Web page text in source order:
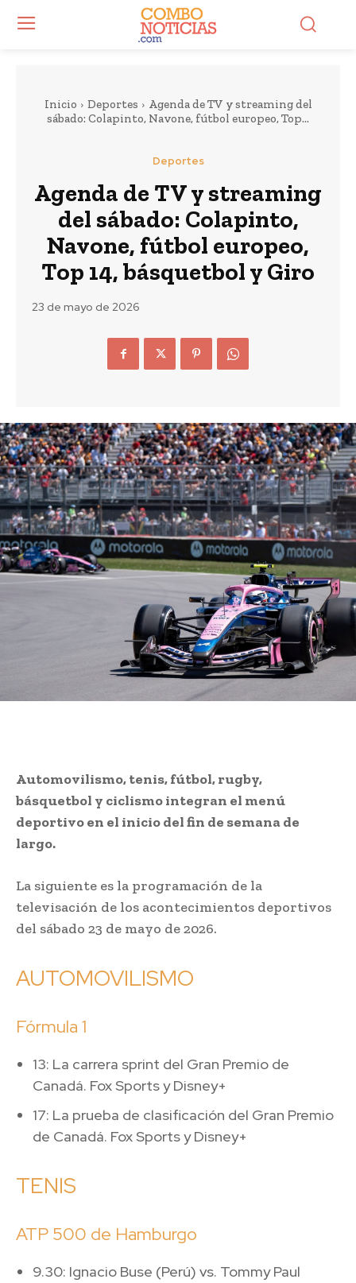
Inicio Deportes
Agenda de TV y streaming del
sábado: Colapinto, Navone, fútbol europeo, Top...
Deportes
Agenda de TV y streaming
del sábado: Colapinto,
Navone, fútbol europeo,
Top 14, básquetbol y Giro
23 de mayo de 2026
Automovilismo, tenis, fútbol, rugby,
básquetbol y ciclismo integran el menú
deportivo en el inicio del fin de semana de
largo.
La siguiente es la programación de la
televisación de los acontecimientos deportivos
del sábado 23 de mayo de 2026.
AUTOMOVILISMO
Fórmula 1
13: La carrera sprint del Gran Premio de
Canadá. Fox Sports y Disney+
17: La prueba de clasificación del Gran Premio
de Canadá. Fox Sports y Disney+
TENIS
ATP 500 de Hamburgo
9.30: Ignacio Buse (Perú) vs. Tommy Paul